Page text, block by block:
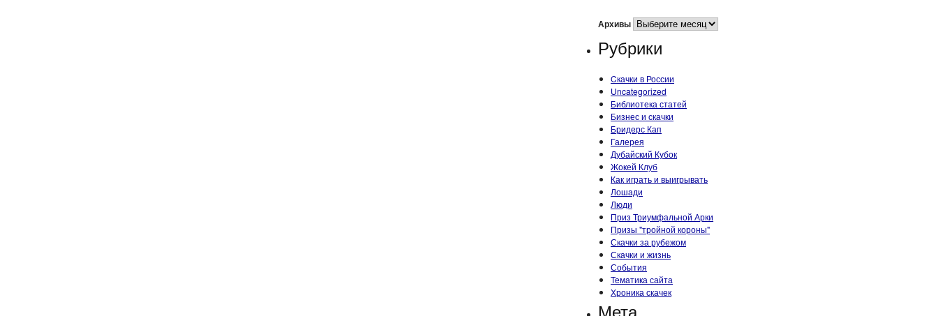
Архивы
Рубрики
Cкачки в России
Uncategorized
Библиотека статей
Бизнес и скачки
Бридерс Кап
Галерея
Дубайский Кубок
Жокей Клуб
Как играть и выигрывать
Лошади
Люди
Приз Триумфальной Арки
Призы "тройной короны"
Скачки за рубежом
Скачки и жизнь
События
Тематика сайта
Хроника скачек
Мета